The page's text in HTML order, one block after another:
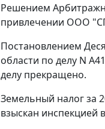
Решением
привлечении ООО
Постановлением
области по делу N
делу прекращено.
Земельный налог за
взыскан инспекцией